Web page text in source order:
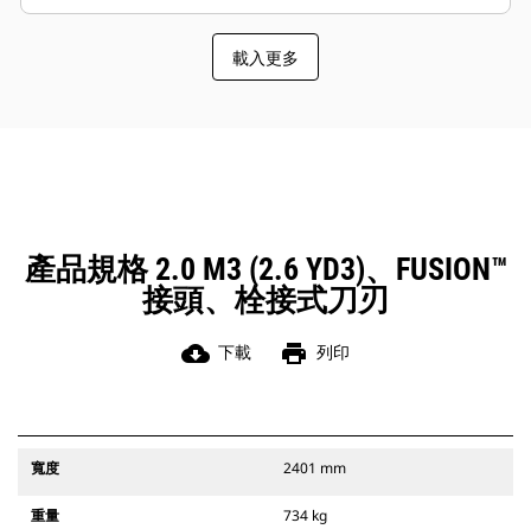
載入更多
產品規格 2.0 M3 (2.6 YD3)、FUSION™
接頭、栓接式刀刃
cloud_download 下載 print 列印
寬度 2401 mm
重量 734 kg